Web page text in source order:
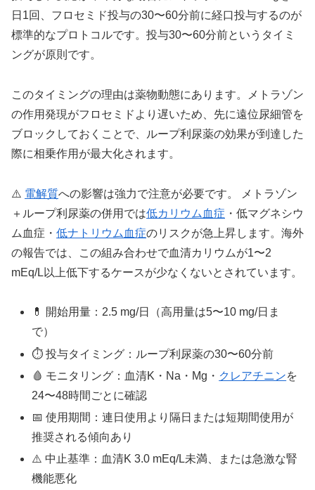
日1回、フロセミド投与の30〜60分前に経口投与するのが
標準的なプロトコルです。投与30〜60分前というタイミ
ングが原則です。
このタイミングの理由は薬物動態にあります。メトラゾン
の作用発現がフロセミドより遅いため、先に遠位尿細管を
ブロックしておくことで、ループ利尿薬の効果が到達した
際に相乗作用が最大化されます。
⚠️ 電解質への影響は強力で注意が必要です。 メトラゾン
＋ループ利尿薬の併用では低カリウム血症 ・低マグネシウ
ム血症・ 低ナトリウム血症のリスクが急上昇します。海外
の報告では、この組み合わせで血清カリウムが1〜2
mEq/L以上低下するケースが少なくないとされています。
💊 開始用量：2.5 mg/日（高用量は5〜10 mg/日ま
で）
⏱ 投与タイミング：ループ利尿薬の30〜60分前
🩸 モニタリング：血清K・Na・Mg・ クレアチニンを
24〜48時間ごとに確認
📅 使用期間：連日使用より隔日または短期間使用が
推奨される傾向あり
⚠️ 中止基準：血清K 3.0 mEq/L未満、または急激な腎
機能悪化